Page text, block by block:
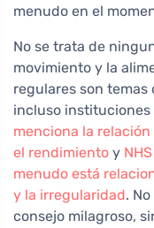
menudo en el
No se trata de
movimiento y la
regulares son
incluso instituciones
menciona la
el rendimiento y
menudo está
y la irregularidad.
consejo milagroso,